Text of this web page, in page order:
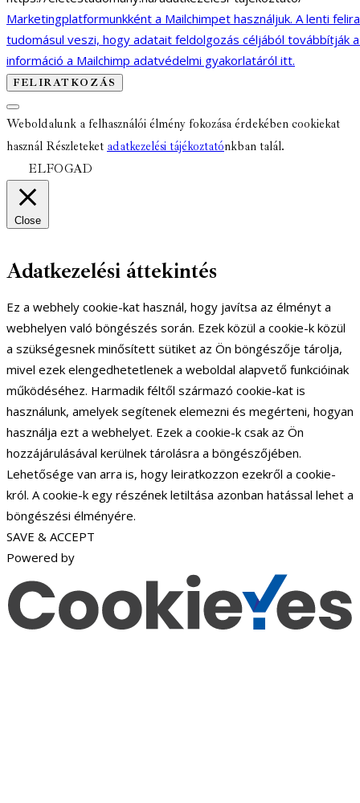
Marketingplatformunkként a Mailchimpet használjuk. A lenti
tudomásul veszi, hogy adatait feldolgozás céljából továbbítják
információ a Mailchimp adatvédelmi gyakorlatáról itt.
Weboldalunk a felhasználói élmény fokozása érdekében cookiekat
használ Részleteket adatkezelési tájékoztatónkban talál.
ELFOGAD
Close
Adatkezelési áttekintés
Ez a webhely cookie-kat használ, hogy javítsa az élményt a
webhelyen való böngészés során. Ezek közül a cookie-k közül
a szükségesnek minősített sütiket az Ön böngészője tárolja,
mivel ezek elengedhetetlenek a weboldal alapvető funkcióinak
működéséhez. Harmadik féltől származó cookie-kat is
használunk, amelyek segítenek elemezni és megérteni, hogyan
használja ezt a webhelyet. Ezek a cookie-k csak az Ön
hozzájárulásával kerülnek tárolásra a böngészőjében.
Lehetősége van arra is, hogy leiratkozzon ezekről a cookie-
król. A cookie-k egy részének letiltása azonban hatással lehet a
böngészési élményére.
SAVE & ACCEPT
Powered by